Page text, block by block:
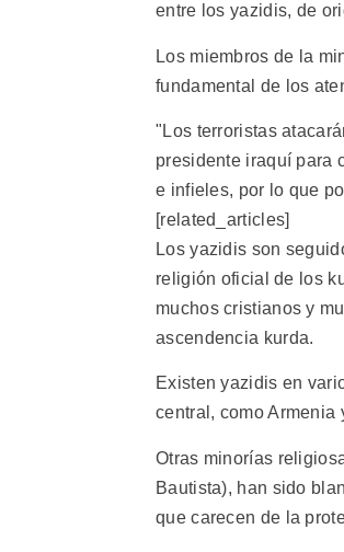
entre los yazidis, de
Los miembros de la
fundamental de los
"Los terroristas
presidente iraquí para
e infieles, por lo que
[related_articles]
Los yazidis son
religión oficial de los
muchos cristianos y
ascendencia kurda.
Existen yazidis en
central, como Armenia
Otras minorías
Bautista), han sido
que carecen de la